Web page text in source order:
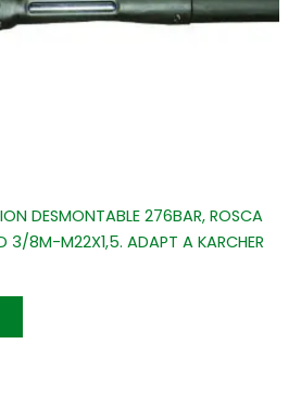
DESMONTABLE 276BAR, ROSCA
3/8M-M22X1,5. ADAPT A KARCHER